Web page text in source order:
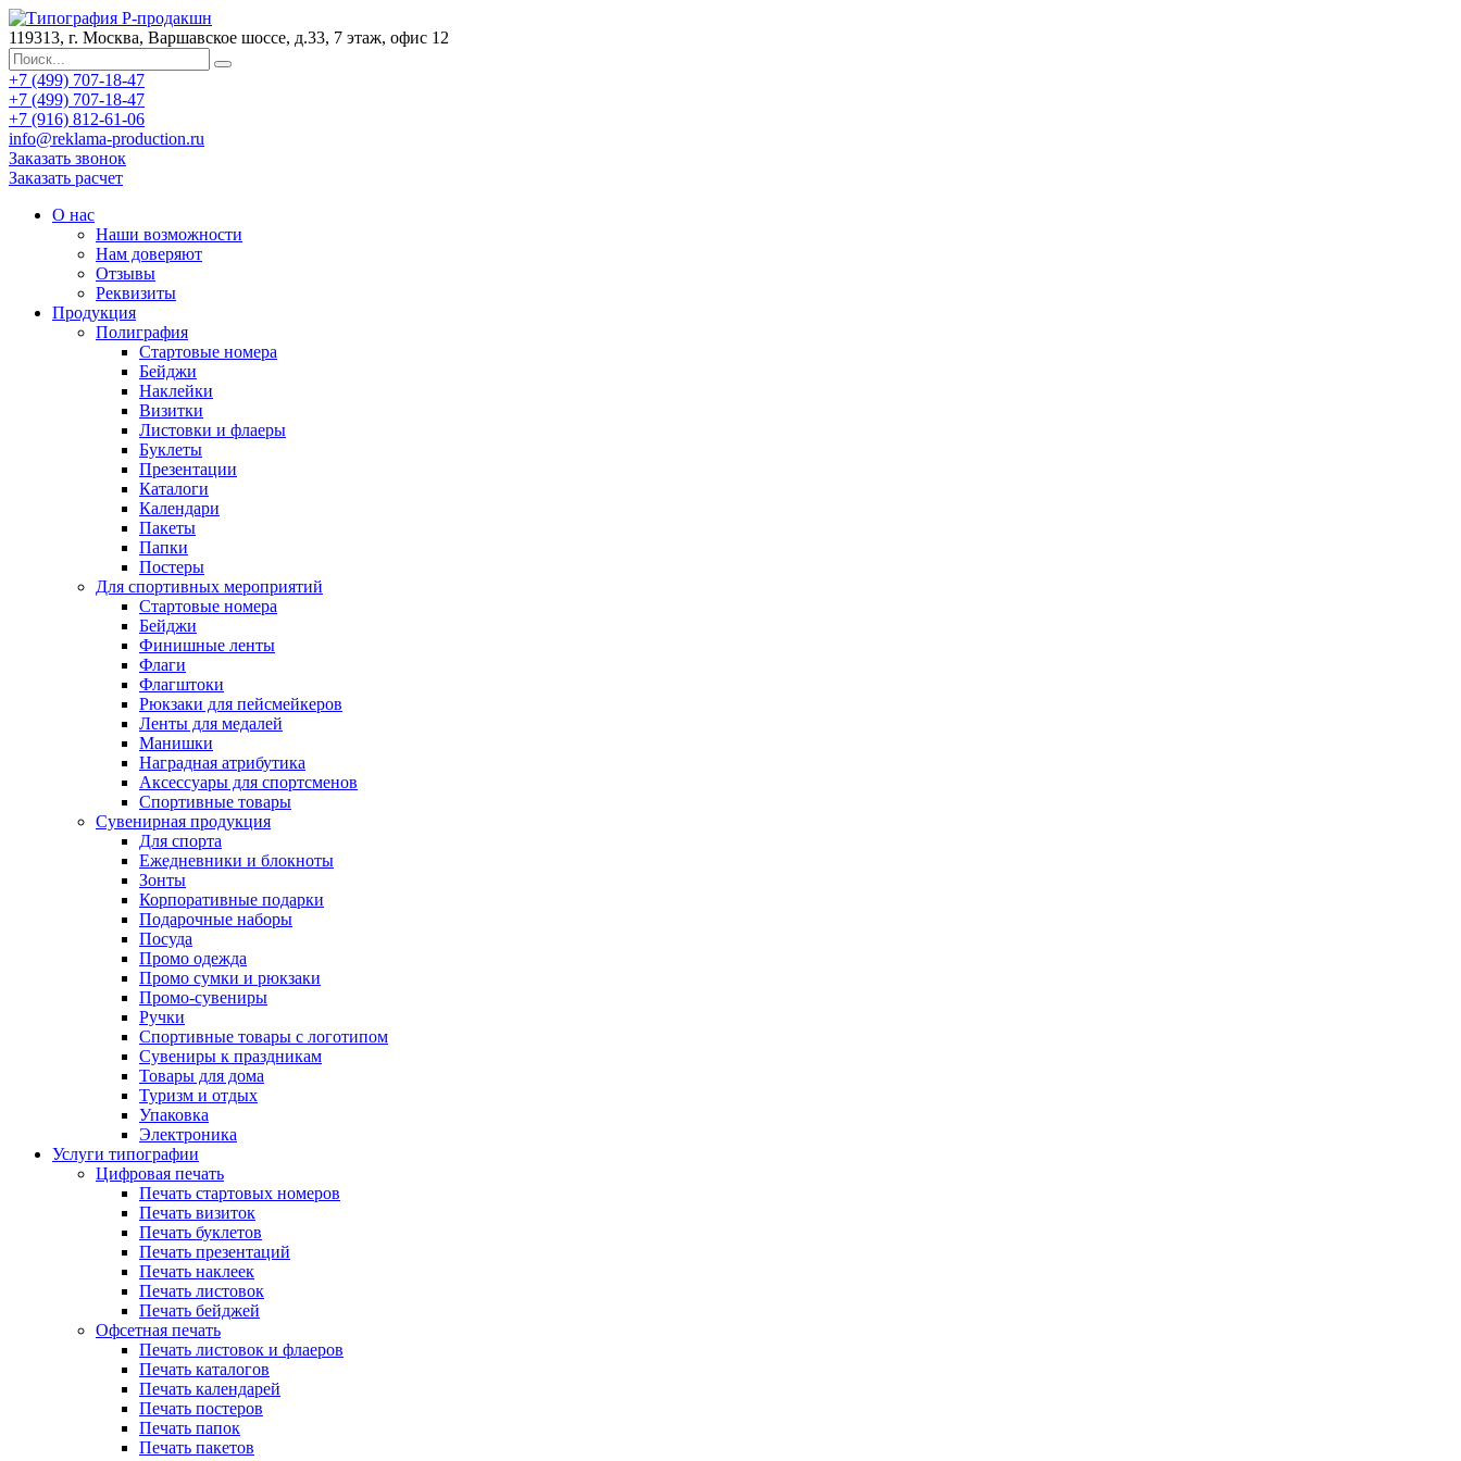
119313, г. Москва, Варшавское шоссе, д.33, 7 этаж, офис 12
+7 (499) 707-18-47
+7 (499) 707-18-47
+7 (916) 812-61-06
info@reklama-production.ru
Заказать звонок
Заказать расчет
О нас
Наши возможности
Нам доверяют
Отзывы
Реквизиты
Продукция
Полиграфия
Стартовые номера
Бейджи
Наклейки
Визитки
Листовки и флаеры
Буклеты
Презентации
Каталоги
Календари
Пакеты
Папки
Постеры
Для спортивных мероприятий
Стартовые номера
Бейджи
Финишные ленты
Флаги
Флагштоки
Рюкзаки для пейсмейкеров
Ленты для медалей
Манишки
Наградная атрибутика
Аксессуары для спортсменов
Спортивные товары
Сувенирная продукция
Для спорта
Ежедневники и блокноты
Зонты
Корпоративные подарки
Подарочные наборы
Посуда
Промо одежда
Промо сумки и рюкзаки
Промо-сувениры
Ручки
Спортивные товары с логотипом
Сувениры к праздникам
Товары для дома
Туризм и отдых
Упаковка
Электроника
Услуги типографии
Цифровая печать
Печать стартовых номеров
Печать визиток
Печать буклетов
Печать презентаций
Печать наклеек
Печать листовок
Печать бейджей
Офсетная печать
Печать листовок и флаеров
Печать каталогов
Печать календарей
Печать постеров
Печать папок
Печать пакетов